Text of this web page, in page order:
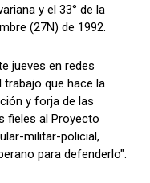
y el 33° de la
(27N) de 1992.
jueves en redes
que hace la
y forja de las
fieles al Proyecto
militar-policial,
para defenderlo".